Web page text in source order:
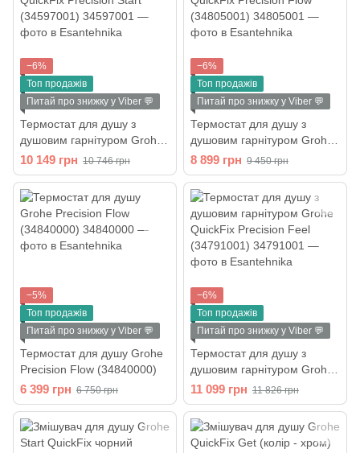
−6%
Топ продажів
Питай про знижку у Viber 💬
Термостат для душу з
душовим гарнітуром Grohe
QuickFix Precision Start
(34597001)
10 149 грн 10 746 грн
−6%
Топ продажів
Питай про знижку у Viber 💬
Термостат для душу з
душовим гарнітуром Grohe
QuickFix Precision Flow
(34805001)
8 899 грн 9 450 грн
−5%
Топ продажів
Питай про знижку у Viber 💬
Термостат для душу Grohe
Precision Flow (34840000)
6 399 грн 6 750 грн
−6%
Топ продажів
Питай про знижку у Viber 💬
Термостат для душу з
душовим гарнітуром Grohe
QuickFix Precision Feel
(34791001)
11 099 грн 11 826 грн